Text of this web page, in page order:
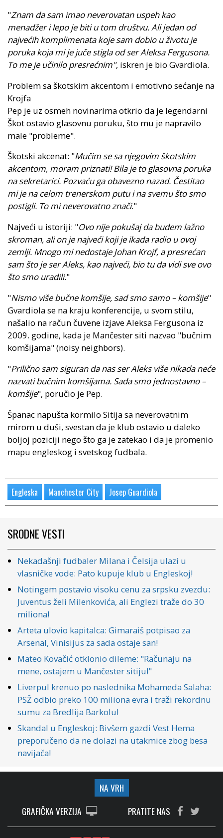
"Znam da sam imao neverovatan uspeh kao
menadžer i lepo je biti u tom društvu. Ali jedan od
najvećih komplimenata koje sam dobio u životu je
poruka koja mi je juče stigla od ser Aleksa Fergusona.
To me je učinilo presrećnim", iskren je bio Gvardiola.
Problem sa škotskim akcentom i emotivno sećanje na
Krojfa
Pep je uz osmeh novinarima otkrio da je legendarni
Škot ostavio glasovnu poruku, što mu je napravilo
male "probleme".
Škotski akcenat: "Mučim se sa njegovim škotskim
akcentom, moram priznati! Bila je to glasovna poruka
na sekretarici. Pozvaću ga obavezno nazad. Čestitao
mi je na celom trenerskom putu i na svemu što smo
postigli. To mi neverovatno znači."
Najveći u istoriji: "Ovo nije pokušaj da budem lažno
skroman, ali on je najveći koji je ikada radio u ovoj
zemlji. Mnogo mi nedostaje Johan Krojf, a presrećan
sam što je ser Aleks, kao najveći, bio tu da vidi sve ovo
što smo uradili."
"Nismo više bučne komšije, sad smo samo – komšije"
Gvardiola se na kraju konferencije, u svom stilu,
našalio na račun čuvene izjave Aleksa Fergusona iz
2009. godine, kada je Mančester siti nazvao "bučnim
komšijama" (noisy neighbors).
"Prilično sam siguran da nas ser Aleks više nikada neće
nazvati bučnim komšijama. Sada smo jednostavno –
komšije", poručio je Pep.
Španac napušta kormilo Sitija sa neverovatnim
mirom u duši, svestan da je klub ostavio u daleko
boljoj poziciji nego što ga je zatekao i da je promenio
mapu engleskog i svetskog fudbala.
Engleska Manchester City Josep Guardiola
SRODNE VESTI
Nekadašnji fudbaler Milana i Čelsija ulazi u
vlasničke vode: Pato kupuje klub u Engleskoj!
Notingem postavio visoku cenu za srpsku zvezdu:
Juventus želi Milenkovića, ali Englezi traže do 30
miliona!
Arteta ulovio kapitalca: Gimaraiš potpisao za
Arsenal, Vinisijus za sada ostaje san!
Mateo Kovačić otklonio dileme: "Računaju na
mene, ostajem u Mančester sitiju!"
Liverpul krenuo po naslednika Mohameda Salaha:
PSŽ odbio preko 100 miliona evra i traži rekordnu
sumu za Bredlija Barkolu!
Skandal u Engleskoj: Bivšem gazdi Vest Hema
preporučeno da ne dolazi na utakmice zbog besa
navijača!
NA VRH
GRAFIČKA VERZIJA
PRATITE NAS